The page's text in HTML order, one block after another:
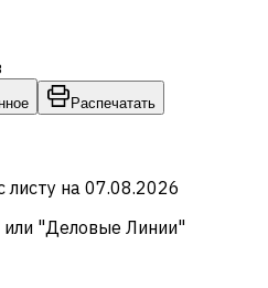
Распечатать
листу на 07.08.2026
"Деловые Линии"